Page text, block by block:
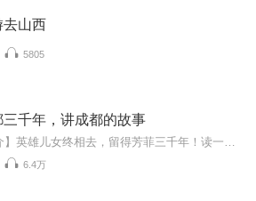
去山西
5805
三千年，讲成都的故事
6.4万